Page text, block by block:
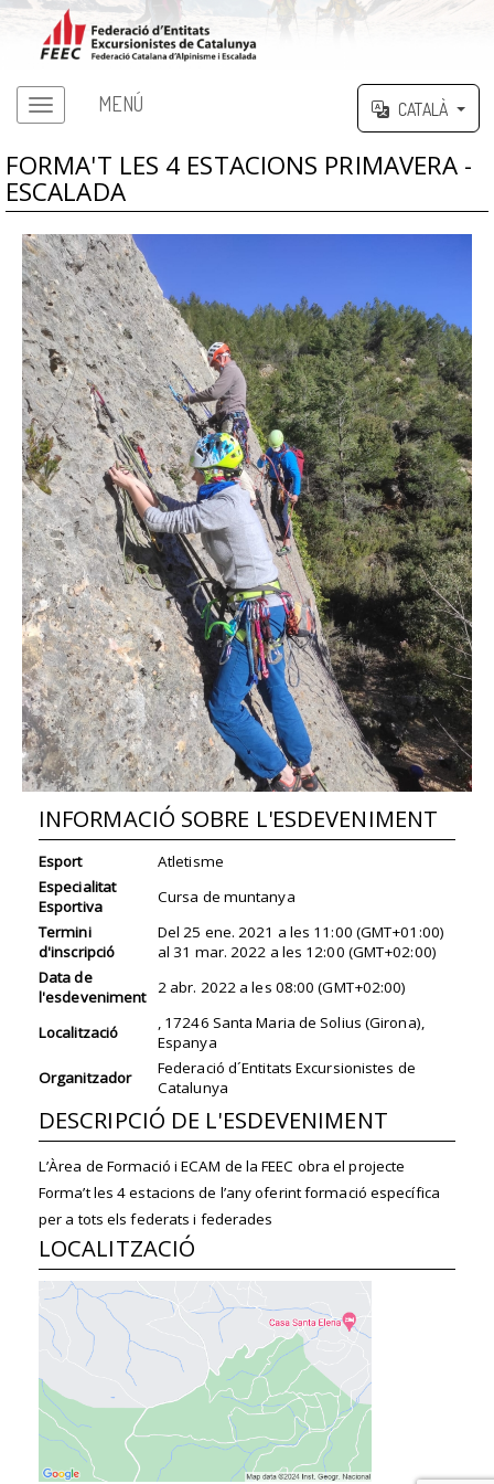
MENÚ CATALÀ
FORMA'T LES 4 ESTACIONS PRIMAVERA -
ESCALADA
INFORMACIÓ SOBRE L'ESDEVENIMENT
Esport
Atletisme
Especialitat
Esportiva
Cursa de muntanya
Termini
d'inscripció
Del25 ene. 2021 a les 11:00 (GMT+01:00)
al 31 mar. 2022 a les 12:00 (GMT+02:00)
Data de
l'esdeveniment 2 abr. 2022 a les 08:00 (GMT+02:00)
Localització
, 17246 Santa Maria de Solius (Girona),
Espanya
Organitzador
Federació d´Entitats Excursionistes de
Catalunya
DESCRIPCIÓ DE L'ESDEVENIMENT
L’Àrea de Formació i ECAM de la FEEC obra el projecte
Forma’t les 4 estacions de l’any oferint formació específica
per a tots els federats i federades
LOCALITZACIÓ